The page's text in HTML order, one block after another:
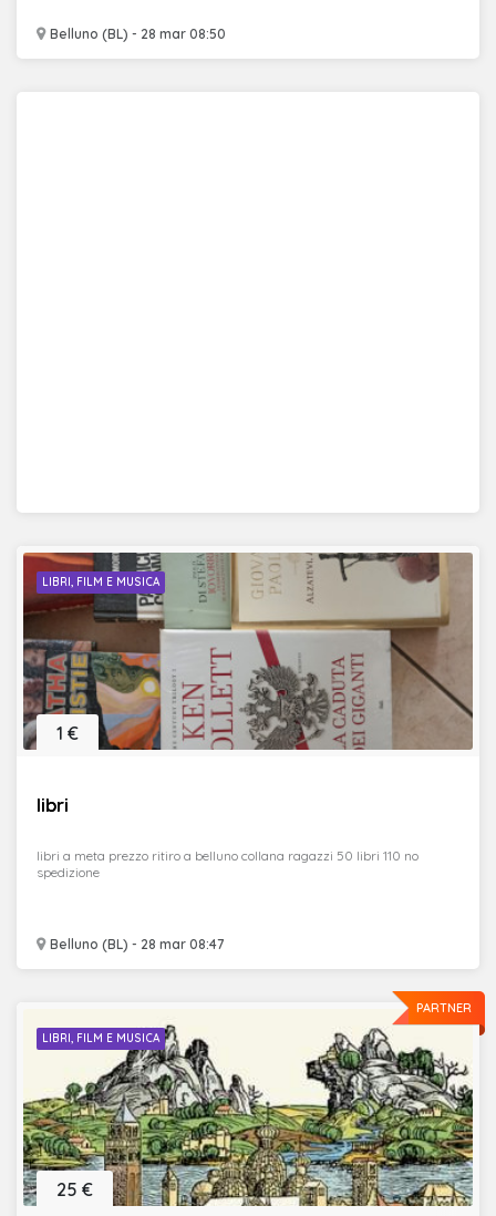
Belluno (BL) - 28 mar 08:50
LIBRI, FILM E MUSICA
libri
Belluno (BL) - 28 mar 08:47
1 €
libri a meta prezzo ritiro a belluno collana ragazzi 50 libri 110 no
spedizione
PARTNER
LIBRI, FILM E MUSICA
25 €